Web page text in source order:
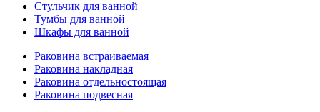
Стульчик для ванной
Тумбы для ванной
Шкафы для ванной
Раковина встраиваемая
Раковина накладная
Раковина отдельностоящая
Раковина подвесная